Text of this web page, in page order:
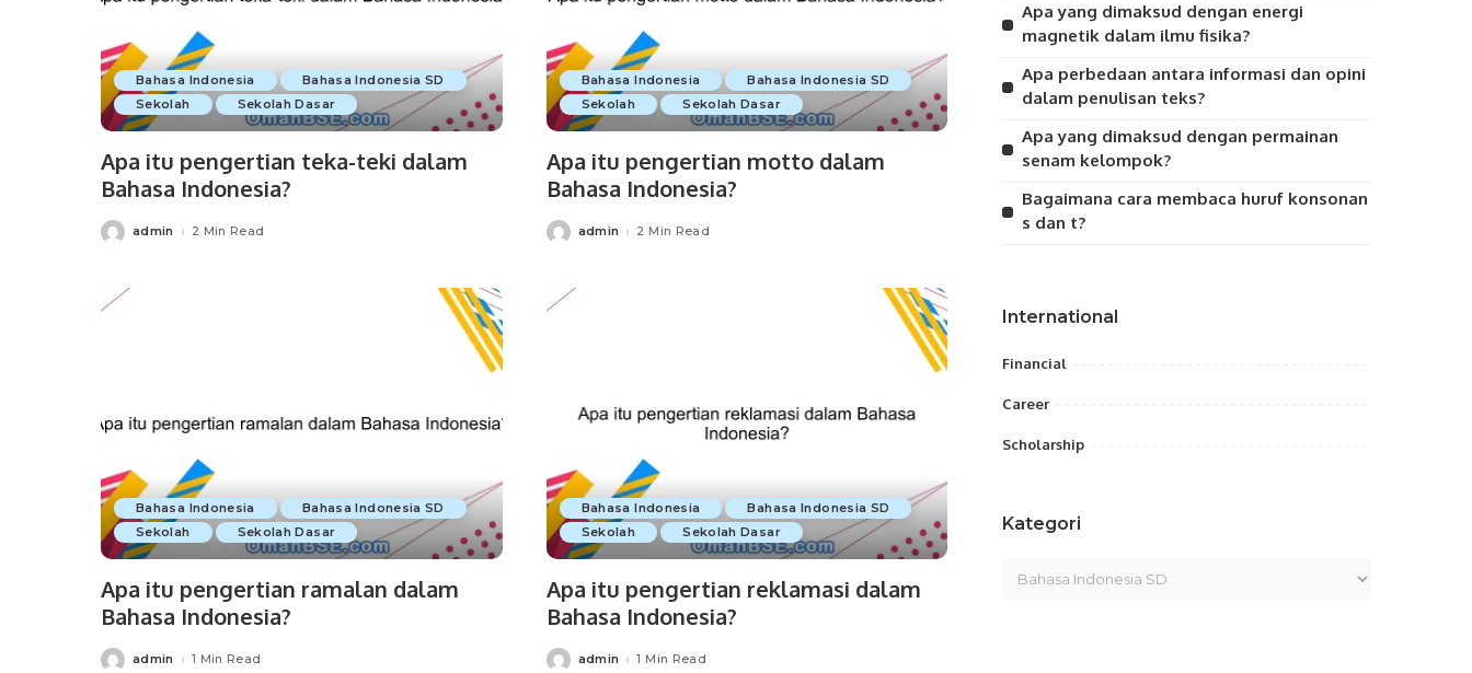
Bahasa Indonesia
Bahasa Indonesia SD
Sekolah
Sekolah Dasar
Apa itu pengertian teka-teki dalam
Bahasa Indonesia?
Postedadmin 2 Min Read
Bahasa Indonesia
Bahasa Indonesia SD
Sekolah
Sekolah Dasar
Apa itu pengertian motto dalam
Bahasa Indonesia?
Postedadmin 2 Min Read
Bahasa Indonesia
Bahasa Indonesia SD
Sekolah
Sekolah Dasar
Apa itu pengertian ramalan dalam
Bahasa Indonesia?
Postedadmin 1 Min Read
Bahasa Indonesia
Bahasa Indonesia SD
Sekolah
Sekolah Dasar
Apa itu pengertian reklamasi dalam
Bahasa Indonesia?
Postedadmin 1 Min Read
Apa yang dimaksud dengan energi
magnetik dalam ilmu fisika?
Apa perbedaan antara informasi dan opini
dalam penulisan teks?
Apa yang dimaksud dengan permainan
senam kelompok?
Bagaimana cara membaca huruf konsonan
s dan t?
International
Financial
Career
Scholarship
Kategori